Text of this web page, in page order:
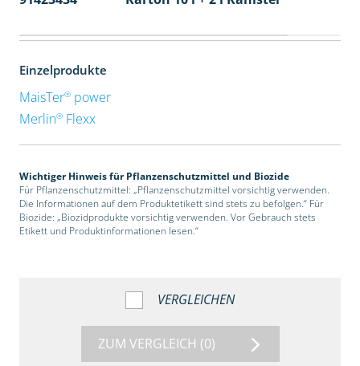
Einzelprodukte
MaisTer®power
Merlin®Flexx
Wichtiger Hinweis für Pflanzenschutzmittel und Biozide
Für Pflanzenschutzmittel: „Pflanzenschutzmittel vorsichtig verwenden.
Die Informationen auf dem Produktetikett sind stets zu befolgen.“ Für
Biozide: „Biozidprodukte vorsichtig verwenden. Vor Gebrauch stets
Etikett und Produktinformationen lesen.“
VERGLEICHEN
ZUM VERGLEICH (0)